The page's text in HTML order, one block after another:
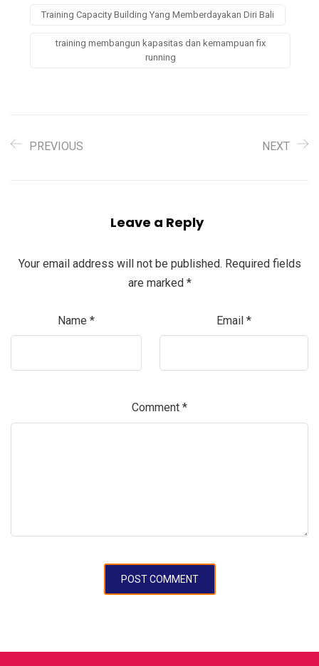
Training Capacity Building Yang Memberdayakan Diri Bali
training membangun kapasitas dan kemampuan fix
running
PREVIOUS NEXT
Leave a Reply
Your email address will not be published. Required fields
are marked *
Name * Email *
Comment *